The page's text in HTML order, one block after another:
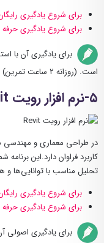
برای شروع یادگیری
برای شروع یادگیری
برای یادگیری آن با
است. (روزانه ۲ ساعت تمرین)
۵-نرم افزار رویت Revit
در طراحی معماری و مهندسی
کاربرد فراوان دارد.این
تحلیل مناسب با توانایی‌ها
برای شروع یادگیری
برای شروع یادگیری
برای یادگیری اصولی آن